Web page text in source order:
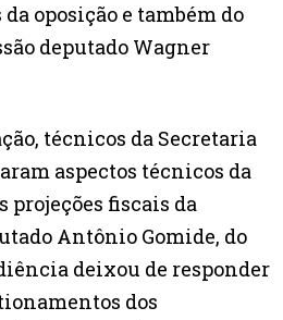
oposição e também do
deputado Wagner
técnicos da Secretaria
aspectos técnicos da
projeções fiscais da
Antônio Gomide, do
deixou de responder
dos